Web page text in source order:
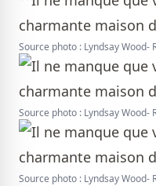
Source photo : Lyndsay Wood-
Source photo : Lyndsay Wood-
Source photo : Lyndsay Wood-